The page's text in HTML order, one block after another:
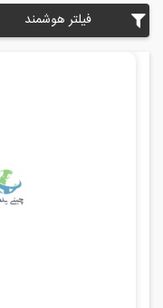
فیلتر هوشمند